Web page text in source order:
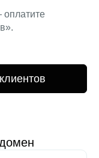
оплатите